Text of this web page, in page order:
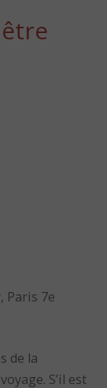
Paris 7e
de la
S’il est